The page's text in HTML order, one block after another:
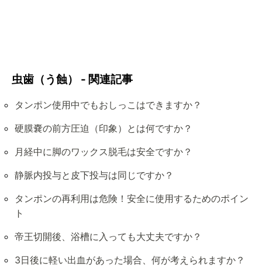
虫歯（う蝕） - 関連記事
タンポン使用中でもおしっこはできますか？
硬膜嚢の前方圧迫（印象）とは何ですか？
月経中に脚のワックス脱毛は安全ですか？
静脈内投与と皮下投与は同じですか？
タンポンの再利用は危険！安全に使用するためのポイン
ト
帝王切開後、浴槽に入っても大丈夫ですか？
3日後に軽い出血があった場合、何が考えられますか？